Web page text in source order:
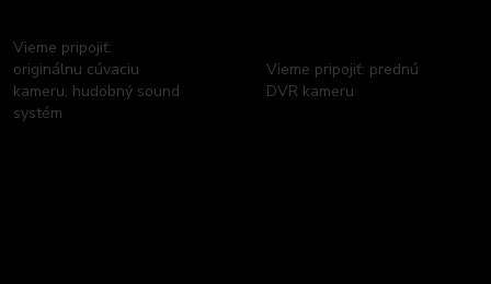
Vieme pripojiť:
originálnu cúvaciu
kameru, hudobný sound
systém
Vieme pripojiť: prednú
DVR kameru